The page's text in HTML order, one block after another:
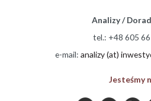
Analizy /
tel.: +48 605
e-mail: analizy (at)
Jesteśmy